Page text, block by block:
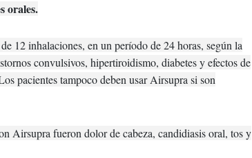
orales.
12 inhalaciones, en un período de 24 horas, según la
convulsivos, hipertiroidismo, diabetes y efectos de
pacientes tampoco deben usar Airsupra si son
Airsupra fueron dolor de cabeza, candidiasis oral, tos y